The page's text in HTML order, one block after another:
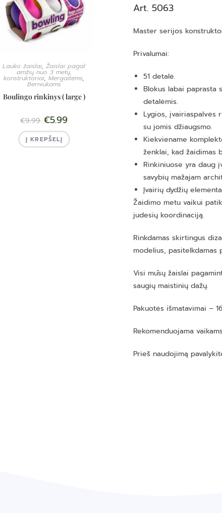
Lauko žaislai,Žaislai pagal
amžių nuo 3 metų,
konstruktoriai,Mergaitėms,
Berniukams
Boulingo rinkinys ( large )
€9.99 €5.99
Į KREPŠELĮ
Art. 5063
Master serijos
Privalumai:
51 detalė.
Blokus labai
detalėmis.
Lygios, įvairiaspalvės
su jomis džiaugsmo.
Kiekviename
ženklai, kad žaidimas
Rinkiniuose yra daug
savybių mažajam
Įvairių dydžių
Žaidimo metu vaikui
judesių koordinaciją.
Rinkdamas skirtingus
modelius,
Visi mūsų žaislai
saugių maistinių dažų.
Pakuotės išmatavimai –
Rekomenduojama
Prieš naudojimą